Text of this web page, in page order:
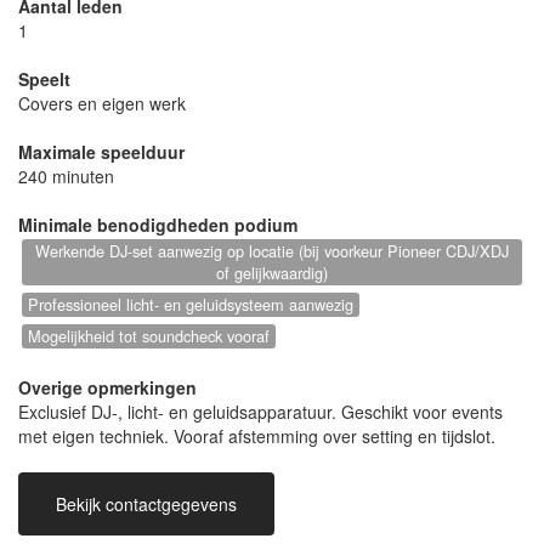
Wat je kunt verwachten
• High-energy DJ performance
• MainStage, Trance en Techno invloeden
• Professionele voorbereiding en afstemming vooraf
⸻
Geschikt voor
Clubs en dance-events
Rave-collectives
Aantal leden
1
Speelt
Covers en eigen werk
Maximale speelduur
240 minuten
Minimale benodigdheden podium
Werkende DJ-set aanwezig op locatie (bij voorkeur Pioneer CDJ/XDJ
of gelijkwaardig)
Professioneel licht- en geluidsysteem aanwezig
Mogelijkheid tot soundcheck vooraf
Overige opmerkingen
Exclusief DJ-, licht- en geluidsapparatuur. Geschikt voor events
met eigen techniek. Vooraf afstemming over setting en tijdslot.
Bekijk contactgegevens